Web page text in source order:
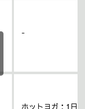
-
ホットヨガ：1日1